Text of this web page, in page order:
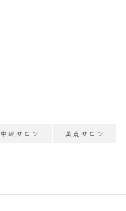
中級サロン 美点サロン